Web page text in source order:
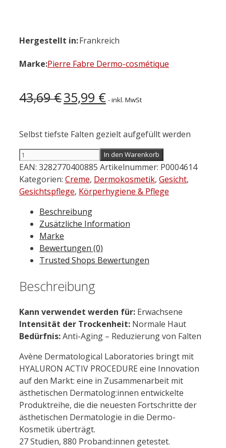
Hergestellt in:Frankreich
Marke:Pierre Fabre Dermo-cosmétique
43,69€ Ursprünglicher
Preis
43,69 €
35,99 €Aktueller
Preis
35,99 €.
- inkl. MwSt
Selbst tiefste Falten gezielt aufgefüllt werden
Avène
Hyaluron
Activ
Creme
Augen
und
Lippen
0,05
15
Menge
In den Warenkorb
EAN: 3282770400885 Artikelnummer: P0004614
Kategorien: Creme, Dermokosmetik, Gesicht,
Gesichtspflege, Körperhygiene & Pflege
Beschreibung
Zusätzliche Information
Marke
Bewertungen (0)
Trusted Shops Bewertungen
Beschreibung
Kann verwendet werden für: Erwachsene
Intensität der Trockenheit: Normale Haut
Bedürfnis:Anti-Aging – Reduzierung von Falten
Avène Dermatological Laboratories bringt mit
HYALURON ACTIV PROCEDURE eine Innovation
auf den Markt: eine in Zusammenarbeit mit
ästhetischen Dermatolog:innen entwickelte
Produktreihe, die die neuesten Fortschritte der
ästhetischen Dermatologie in die Dermo-
Kosmetik überträgt.
27 Studien, 880 Proband:innen getestet.